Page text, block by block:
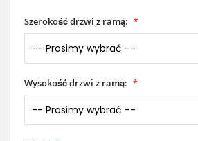
Szerokość drzwi z ramą:
Wysokość drzwi z ramą: